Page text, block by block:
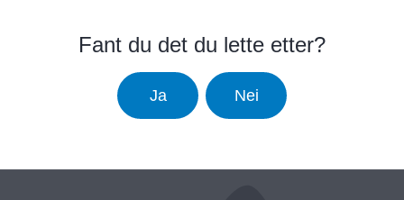
Fant du det du lette etter?
Ja Nei